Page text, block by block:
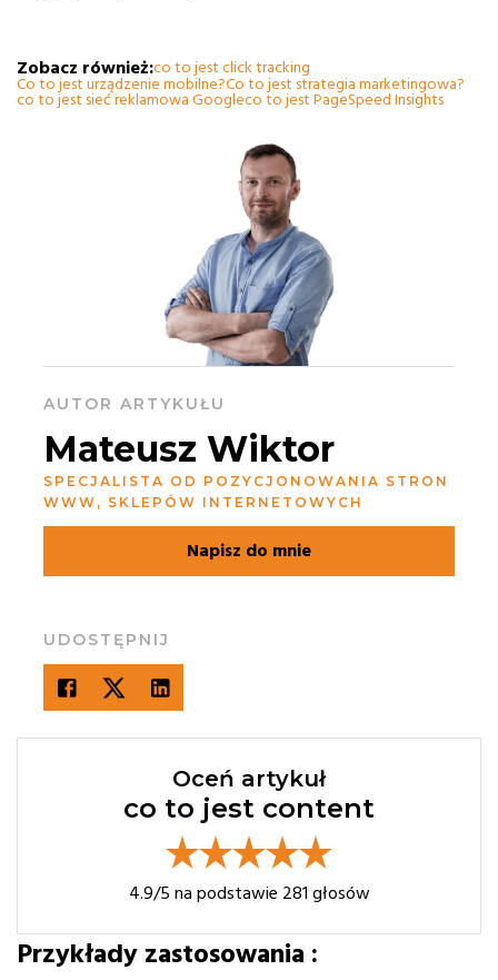
Zobacz również:co to jest click tracking
Co to jest urządzenie mobilne?Co to jest strategia marketingowa?
co to jest sieć reklamowa Googleco to jest PageSpeed Insights
AUTOR ARTYKUŁU
Mateusz Wiktor
SPECJALISTA OD POZYCJONOWANIA STRON
WWW, SKLEPÓW INTERNETOWYCH
Napisz do mnie
UDOSTĘPNIJ
Oceń artykuł
co to jest content
4.9/5 na podstawie 281 głosów
Przykłady zastosowania :